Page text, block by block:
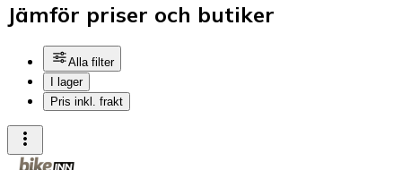
Jämför priser och butiker
Alla filter
I lager
Pris inkl. frakt